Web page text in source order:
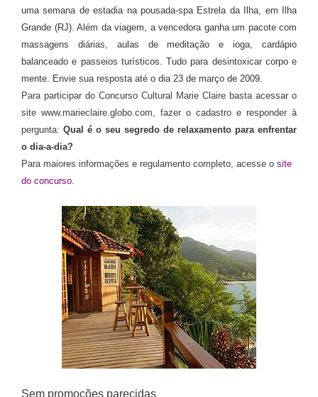
uma semana de estadia na pousada-spa Estrela da Ilha, em Ilha
Grande (RJ). Além da viagem, a vencedora ganha um pacote com
massagens diárias, aulas de meditação e ioga, cardápio
balanceado e passeios turísticos. Tudo para desintoxicar corpo e
mente. Envie sua resposta até o dia 23 de março de 2009.
Para participar do Concurso Cultural Marie Claire basta acessar o
site www.marieclaire.globo.com, fazer o cadastro e responder à
pergunta: Qual é o seu segredo de relaxamento para enfrentar
o dia-a-dia?
Para maiores informações e regulamento completo, acesse o site
do concurso.
Sem promoções parecidas